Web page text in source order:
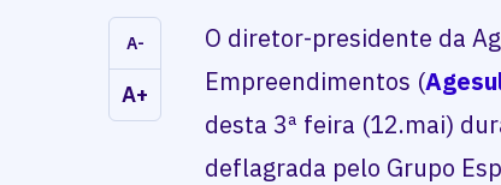
A-
A+
O diretor-presidente da
Empreendimentos (
desta 3ª feira (12.mai)
deflagrada pelo Grupo